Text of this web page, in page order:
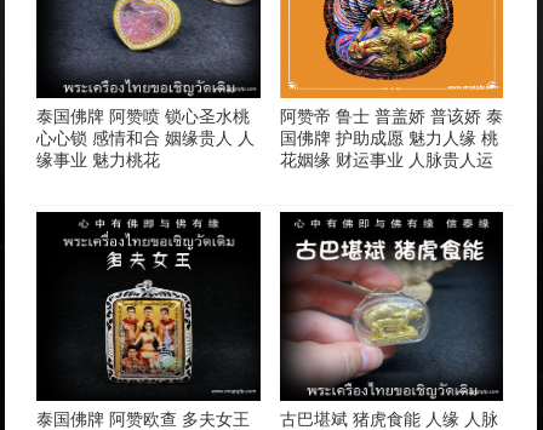
泰国佛牌 阿赞喷 锁心圣水桃
心心锁 感情和合 姻缘贵人 人
缘事业 魅力桃花
阿赞帝 鲁士 普盖娇 普该娇 泰
国佛牌 护助成愿 魅力人缘 桃
花姻缘 财运事业 人脉贵人运
泰国佛牌 阿赞欧查 多夫女王
古巴堪斌 猪虎食能 人缘 人脉